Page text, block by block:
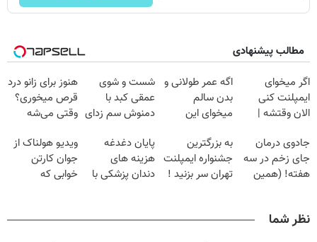
مطالب پیشنهادی
اگر میخوای
ایمپلنت کنی
الان وقتشه |
میلیون تومان!!!
اگه عمر طولانی و
بدن سالم
میخوای این
تخفیف بخر
شست و شوی
عمقی کبد با
دمنوش سم زدای
هنوز برای زانو درد
قرص میخوری؟
وقتی می‌شه
درمانش کرد؟؟؟؟
جادوی درمان
جای زخم در سه
هفته! (همین
به بزرگترین
جشنواره ایمپلنت
تهران سر بزنید !
پایان دغدغه
هزینه های
دندان پزشکی با
ویدیو هولناک از
جوان کارتن
خوابی که
نظر شما